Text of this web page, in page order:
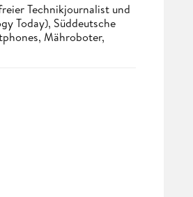
Technikjournalist und
Today), Süddeutsche
Mähroboter,